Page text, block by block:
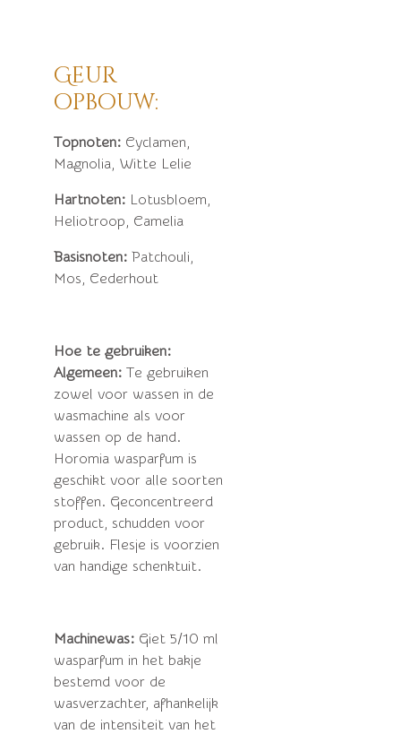
Geur
opbouw:
Topnoten: Cyclamen,
Magnolia, Witte Lelie
Hartnoten: Lotusbloem,
Heliotroop, Camelia
Basisnoten: Patchouli,
Mos, Cederhout
Hoe te gebruiken:
Algemeen: Te gebruiken
zowel voor wassen in de
wasmachine als voor
wassen op de hand.
Horomia wasparfum is
geschikt voor alle soorten
stoffen. Geconcentreerd
product, schudden voor
gebruik. Flesje is voorzien
van handige schenktuit.
Machinewas: Giet 5/10 ml
wasparfum in het bakje
bestemd voor de
wasverzachter, afhankelijk
van de intensiteit van het